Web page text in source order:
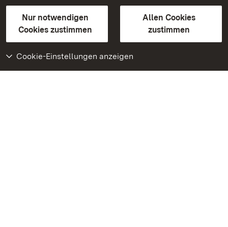
Nur notwendigen
Cookies zustimmen
Allen Cookies
zustimmen
Cookie-Einstellungen anzeigen
GebärdenspracheLeichte Sprache
Erklärung zur Barrierefreiheit
BITV-konform (geprüfte Seiten)
Weiteres